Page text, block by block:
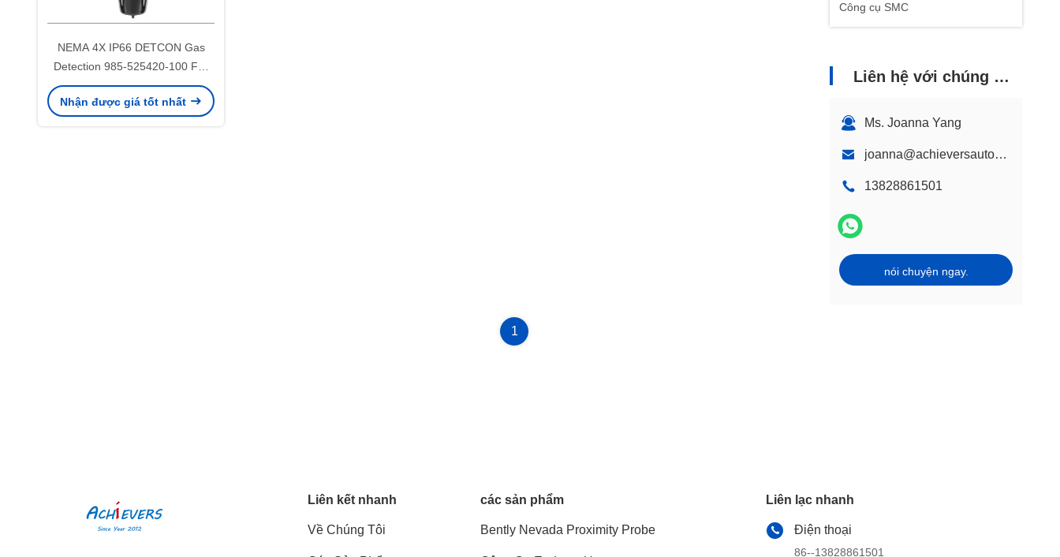
Công cụ SMC
Liên hệ với chúng tôi
Ms. Joanna Yang
joanna@achieversautomation.com
13828861501
nói chuyện ngay.
NEMA 4X IP66 DETCON Gas
Detection 985-525420-100 FP-
524D LEL Máy phát hiện khí hạt
xúc tác
Nhận được giá tốt nhất
1
Liên kết nhanh
Về Chúng Tôi
các sản phẩm
Bently Nevada Proximity Probe
Liên lạc nhanh
Điện thoại
86--13828861501